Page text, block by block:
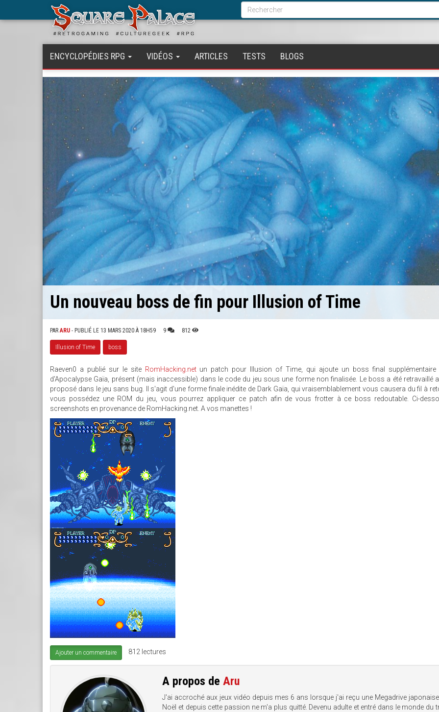
Formulaire
de
recherche
Rechercher
ENCYCLOPÉDIES RPG VIDÉOS ARTICLES TESTS BLOGS
Un nouveau boss de fin pour Illusion of Time
PAR ARU - PUBLIÉ LE 13 MARS 2020 À 18H59 9 812
Illusion of Time boss
Raeven0 a publié sur le site RomHacking.netun patch pour Illusion of Time, qui ajoute un boss final supplémentaire
d'Apocalypse Gaïa, présent (mais inaccessible) dans le code du jeu sous une forme non finalisée. Le boss a été retravaillé
proposé dans le jeu sans bug. Il s'agit d'une forme finale inédite de Dark Gaïa, qui vraisemblablement vous causera du fil à
vous possédez une ROM du jeu, vous pourrez appliquer ce patch afin de vous frotter à ce boss redoutable. Ci-
screenshots en provenance de RomHacking.net. A vos manettes !
4989SCREENSHOT1.PNG
4989SCREENSHOT2.PNG
Ajouter un commentaire 812 lectures
A propos deAru
J'ai accroché aux jeux vidéo depuis mes 6 ans lorsque j'ai reçu une Megadrive
Noël et depuis cette passion ne m'a plus quitté. Devenu adulte et entré dans le monde du